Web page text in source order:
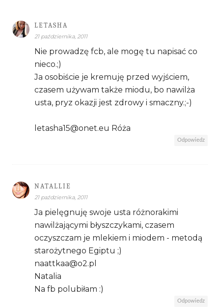
LETASHA
21 października, 2011
Nie prowadzę fcb, ale mogę tu napisać co
nieco.;)
Ja osobiście je kremuję przed wyjściem,
czasem używam także miodu, bo nawilża
usta, pryz okazji jest zdrowy i smaczny.;-)
letasha15@onet.eu Róża
Odpowiedz
NATALLIE
21 października, 2011
Ja pielęgnuję swoje usta różnorakimi
nawilżającymi błyszczykami, czasem
oczyszczam je mlekiem i miodem - metodą
starożytnego Egiptu ;)
naattkaa@o2.pl
Natalia
Na fb polubiłam :)
Odpowiedz